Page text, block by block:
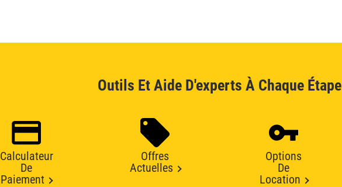
Outils Et Aide D'experts À Chaque Étape
Calculateur
De
Paiement
Offres
Actuelles
Options
De
Location